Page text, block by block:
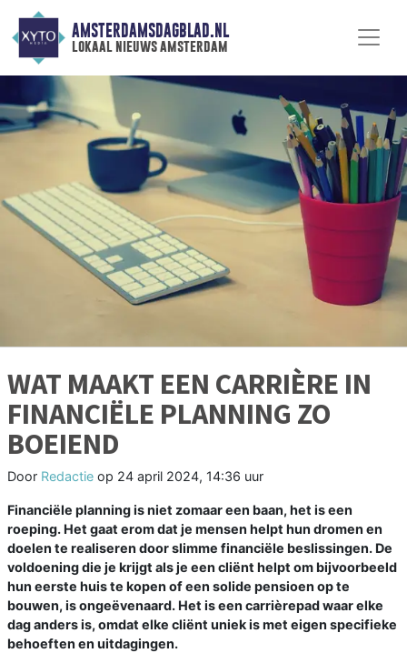
AMSTERDAMSDAGBLAD.NL
lokaal nieuws amsterdam
WAT MAAKT EEN CARRIÈRE IN
FINANCIËLE PLANNING ZO
BOEIEND
Door Redactie op 24 april 2024, 14:36 uur
Financiële planning is niet zomaar een baan, het is een
roeping. Het gaat erom dat je mensen helpt hun dromen en
doelen te realiseren door slimme financiële beslissingen. De
voldoening die je krijgt als je een cliënt helpt om bijvoorbeeld
hun eerste huis te kopen of een solide pensioen op te
bouwen, is ongeëvenaard. Het is een carrièrepad waar elke
dag anders is, omdat elke cliënt uniek is met eigen specifieke
behoeften en uitdagingen.